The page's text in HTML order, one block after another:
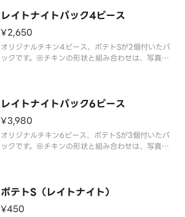
※22時以降のみ販売の特別なセ
レイトナイトパック4ピース
¥2,650
オリジナルチキン4ピース、ポテトSが2個付いたパ
ックです。※チキンの形状と組み合わせは、写真と
のみ販売の特別なパック
レイトナイトパック6ピース
¥3,980
オリジナルチキン6ピース、ポテトSが3個付いたパ
ックです。※チキンの形状と組み合わせは、写真と
のみ販売の特別なパックとな
ポテトS（レイトナイト）
¥450